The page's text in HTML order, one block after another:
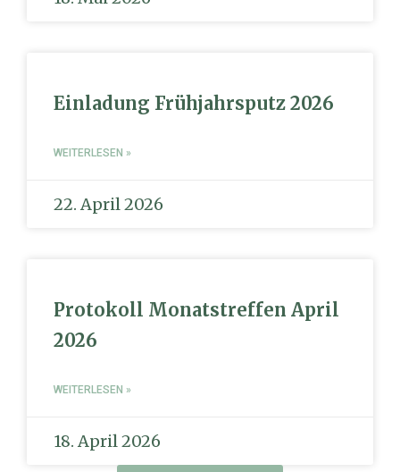
Einladung Frühjahrsputz 2026
WEITERLESEN »
22. April 2026
Protokoll Monatstreffen April
2026
WEITERLESEN »
18. April 2026